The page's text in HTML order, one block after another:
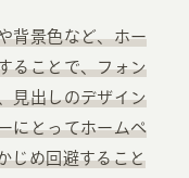
背景色など、ホー
ることで、フォン
見出しのデザイン
にとってホームペ
じめ回避すること